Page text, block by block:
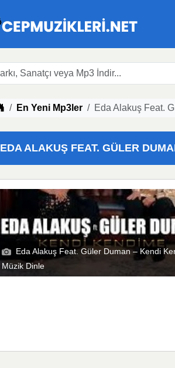
Müzik indir
En Yeni Mp3ler Eda Alakuş Feat.
EDA ALAKUŞ FEAT. GÜLER
Eda Alakuş Feat. Güler Duman – Kendi
Müzik Dinle